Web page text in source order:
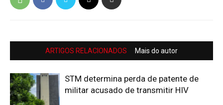
ARTIGOS RELACIONADOS Mais do autor
STM determina perda de patente de
militar acusado de transmitir HIV